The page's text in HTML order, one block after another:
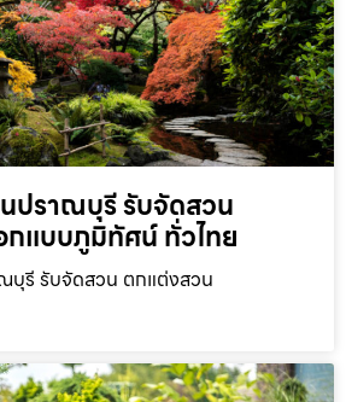
ปราณบุรี รับจัดสวน
แบบภูมิทัศน์ ทั่วไทย
บุรี รับจัดสวน ตกแต่งสวน